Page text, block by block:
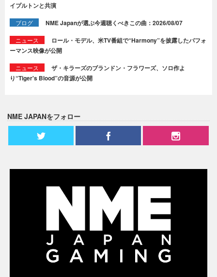
イプルトンと共演
ブログ NME Japanが選ぶ今週聴くべきこの曲：2026/08/07
ニュース
ロール・モデル、米TV番組で“Harmony”を披露したパフォ
ーマンス映像が公開
ニュース
ザ・キラーズのブランドン・フラワーズ、ソロ作よ
り“Tiger's Blood”の音源が公開
NME JAPANをフォロー